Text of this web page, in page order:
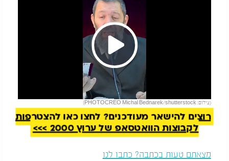
Play
Video
(צילום: PHOTOCREO Michal Bednarek/shutterstock)
להמשך קריאה
רוצים להישאר מעודכנים? לחצו כאן להצטרפות
לקבוצות הוואטסאפ של ערוץ 2000 >>>
מצאתם טעות בכתבה? כתבו לנו